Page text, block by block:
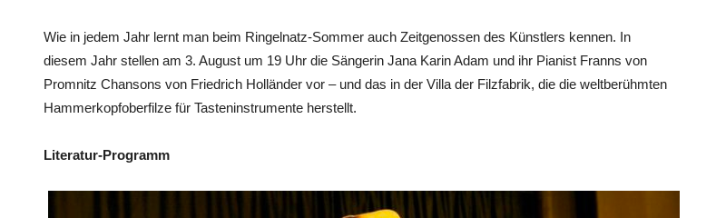
Wie in jedem Jahr lernt man beim Ringelnatz-Sommer auch Zeitgenossen des Künstlers kennen. In
diesem Jahr stellen am 3. August um 19 Uhr die Sängerin Jana Karin Adam und ihr Pianist Franns von
Promnitz Chansons von Friedrich Holländer vor – und das in der Villa der Filzfabrik, die die weltberühmten
Hammerkopfoberfilze für Tasteninstrumente herstellt.
Literatur-Programm